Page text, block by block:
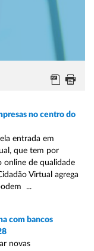
no centro do
entrada em
que tem por
online de qualidade
Virtual agrega
...
com bancos
novas